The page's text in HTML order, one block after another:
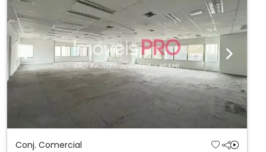
Previous Next
Conj. Comercial